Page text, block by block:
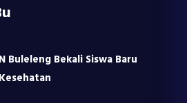
Buleleng Bekali Siswa Baru